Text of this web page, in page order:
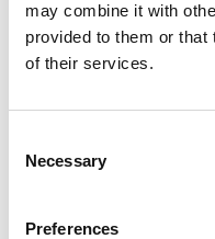
may combine it with
provided to them or that
of their services.
Selection
Necessary
Preferences
Nome
Email